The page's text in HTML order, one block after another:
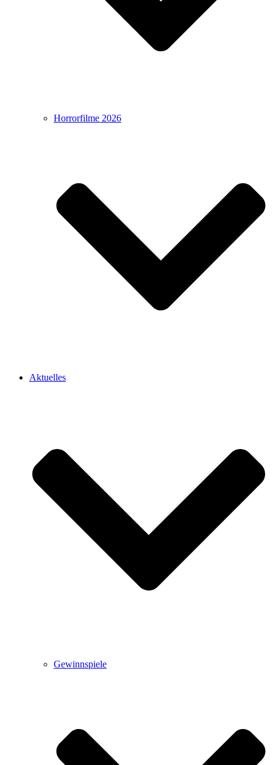
Horrorfilme 2026
Aktuelles
Gewinnspiele